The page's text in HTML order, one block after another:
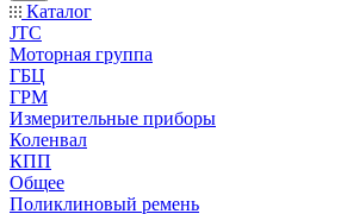
Каталог
JTC
Моторная группа
ГБЦ
ГРМ
Измерительные приборы
Коленвал
КПП
Общее
Поликлиновый ремень